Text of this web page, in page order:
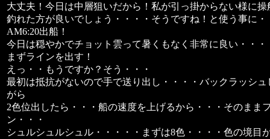
大丈夫！今日は中層狙いだから！私が引っ掛からない様に
釣れた方が良いでしょう・・・・そうですね！と使う事に・
AM6:20出船！
今日は穏やかでチョット雲って暑くもなく非常に良い・・・
まずラインを出す！
えっ・・もうですか？そう・・・
最初は抵抗がないので手で送り出し・・・・バックラッシ
がら
2色位出したら・・・船の速度を上げるから・・・そのまま
ン・・・
シュルシュルシュル・・・・・まずは8色・・・・色の境目